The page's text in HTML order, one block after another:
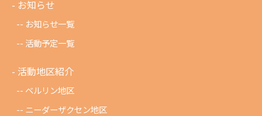
お知らせ
お知らせ一覧
活動予定一覧
活動地区紹介
ベルリン地区
ニーダーザクセン地区